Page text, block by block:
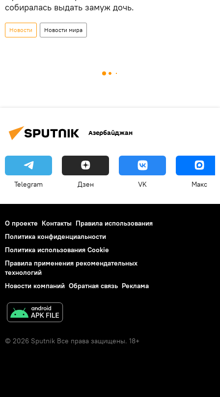
собиралась выдать замуж дочь.
Новости Новости мира
Азербайджан
Telegram Дзен VK Макс
О проекте Контакты Правила использования
Политика конфиденциальности
Политика использования Cookie
Правила применения рекомендательных
технологий
Новости компаний Обратная связь Реклама
© 2026 Sputnik Все права защищены. 18+